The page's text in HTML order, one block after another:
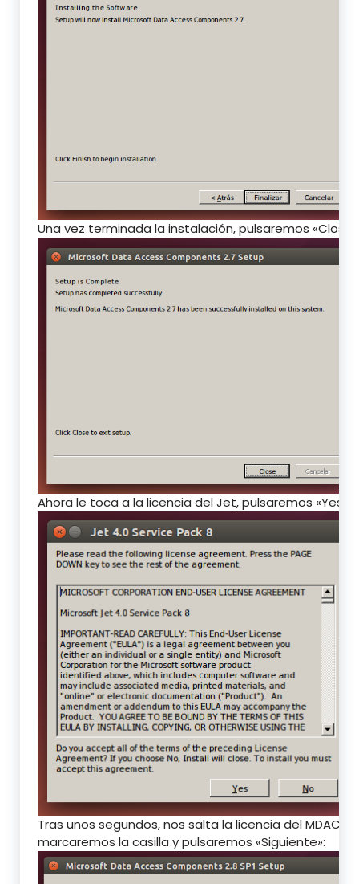
Una vez terminada la instalación, pulsaremos
Ahora le toca a la licencia del Jet, pulsaremos «Yes»:
Tras unos segundos, nos salta la licencia del MDAC28,
marcaremos la casilla y pulsaremos «Siguiente»: